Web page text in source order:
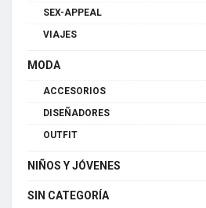
SEX-APPEAL
VIAJES
MODA
ACCESORIOS
DISEÑADORES
OUTFIT
NIÑOS Y JÓVENES
SIN CATEGORÍA